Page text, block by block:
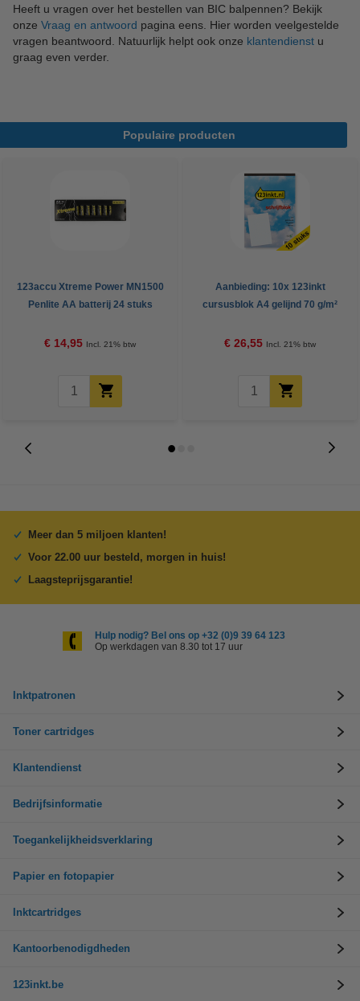
Heeft u vragen over het bestellen van BIC balpennen? Bekijk
onze Vraag en antwoord pagina eens. Hier worden veelgestelde
vragen beantwoord. Natuurlijk helpt ook onze klantendienst u
graag even verder.
Populaire producten
123accu Xtreme Power MN1500
Penlite AA batterij 24 stuks
€ 14,95 Incl. 21% btw
Aanbieding: 10x 123inkt
cursusblok A4 gelijnd 70 g/m²
€ 26,55 Incl. 21% btw
Meer dan 5 miljoen klanten!
Voor 22.00 uur besteld, morgen in huis!
Laagsteprijsgarantie!
Hulp nodig? Bel ons op +32 (0)9 39 64 123
Op werkdagen van 8.30 tot 17 uur
Inktpatronen
Toner cartridges
Klantendienst
Bedrijfsinformatie
Toegankelijkheidsverklaring
Papier en fotopapier
Inktcartridges
Kantoorbenodigdheden
123inkt.be